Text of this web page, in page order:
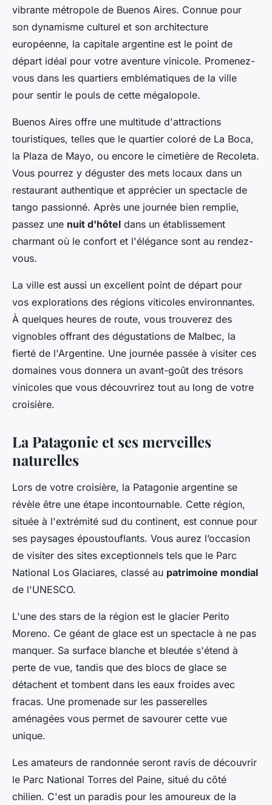
vibrante métropole de Buenos Aires. Connue pour
son dynamisme culturel et son architecture
européenne, la capitale argentine est le point de
départ idéal pour votre aventure vinicole. Promenez-
vous dans les quartiers emblématiques de la ville
pour sentir le pouls de cette mégalopole.
Buenos Aires offre une multitude d'attractions
touristiques, telles que le quartier coloré de La Boca,
la Plaza de Mayo, ou encore le cimetière de Recoleta.
Vous pourrez y déguster des mets locaux dans un
restaurant authentique et apprécier un spectacle de
tango passionné. Après une journée bien remplie,
passez une nuit d'hôtel dans un établissement
charmant où le confort et l'élégance sont au rendez-
vous.
La ville est aussi un excellent point de départ pour
vos explorations des régions viticoles environnantes.
À quelques heures de route, vous trouverez des
vignobles offrant des dégustations de Malbec, la
fierté de l'Argentine. Une journée passée à visiter ces
domaines vous donnera un avant-goût des trésors
vinicoles que vous découvrirez tout au long de votre
croisière.
La Patagonie et ses merveilles
naturelles
Lors de votre croisière, la Patagonie argentine se
révèle être une étape incontournable. Cette région,
située à l'extrémité sud du continent, est connue pour
ses paysages époustouflants. Vous aurez l’occasion
de visiter des sites exceptionnels tels que le Parc
National Los Glaciares, classé au patrimoine mondial
de l'UNESCO.
L'une des stars de la région est le glacier Perito
Moreno. Ce géant de glace est un spectacle à ne pas
manquer. Sa surface blanche et bleutée s'étend à
perte de vue, tandis que des blocs de glace se
détachent et tombent dans les eaux froides avec
fracas. Une promenade sur les passerelles
aménagées vous permet de savourer cette vue
unique.
Les amateurs de randonnée seront ravis de découvrir
le Parc National Torres del Paine, situé du côté
chilien. C'est un paradis pour les amoureux de la